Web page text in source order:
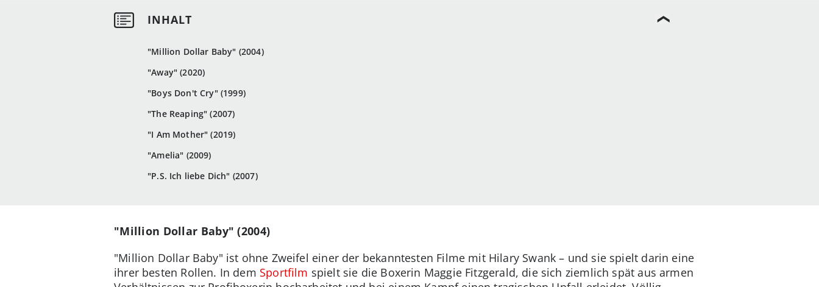
"Million Dollar Baby" (2004)
"Away" (2020)
"Boys Don't Cry" (1999)
"The Reaping" (2007)
"I Am Mother" (2019)
"Amelia" (2009)
"P.S. Ich liebe Dich" (2007)
"Million Dollar Baby" (2004)
"Million Dollar Baby" ist ohne Zweifel einer der bekanntesten Filme mit Hilary Swank – und sie spielt darin eine
ihrer besten Rollen. In dem Sportfilm spielt sie die Boxerin Maggie Fitzgerald, die sich ziemlich spät aus armen